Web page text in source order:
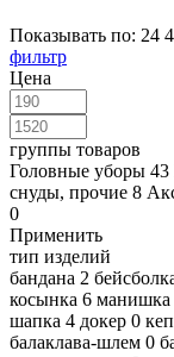
Показывать по: 24
фильтр
Цена
группы товаров
Головные уборы 43
снуды, прочие 8
0
Применить
тип изделий
бандана 2
косынка 6 манишка
шапка 4 докер 0
балаклава-шлем 0